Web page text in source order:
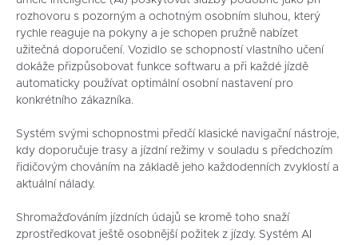
rozhovoru s pozorným a ochotným osobním sluhou, který
rychle reaguje na pokyny a je schopen pružně nabízet
užitečná doporučení. Vozidlo se schopností vlastního učení
dokáže přizpůsobovat funkce softwaru a při každé jízdě
automaticky používat optimální osobní nastavení pro
konkrétního zákazníka.
Systém svými schopnostmi předčí klasické navigační nástroje,
kdy doporučuje trasy a jízdní režimy v souladu s předchozím
řidičovým chováním na základě jeho každodenních zvyklostí a
aktuální nálady.
Shromažďováním jízdních údajů se kromě toho snaží
zprostředkovat ještě osobnější požitek z jízdy. Systém AI